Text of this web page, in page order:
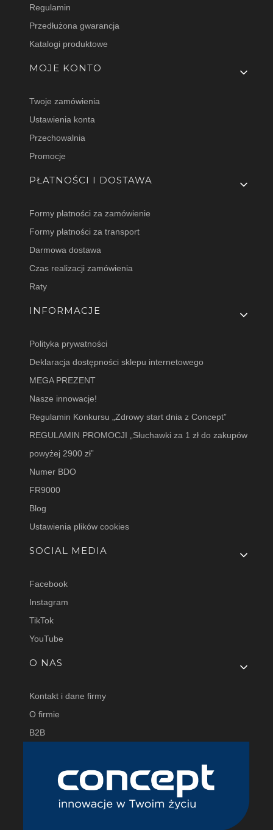
Regulamin
Przedłużona gwarancja
Katalogi produktowe
MOJE KONTO
Twoje zamówienia
Ustawienia konta
Przechowalnia
Promocje
PŁATNOŚCI I DOSTAWA
Formy płatności za zamówienie
Formy płatności za transport
Darmowa dostawa
Czas realizacji zamówienia
Raty
INFORMACJE
Polityka prywatności
Deklaracja dostępności sklepu internetowego
MEGA PREZENT
Nasze innowacje!
Regulamin Konkursu „Zdrowy start dnia z Concept”
REGULAMIN PROMOCJI „Słuchawki za 1 zł do zakupów
powyżej 2900 zł”
Numer BDO
FR9000
Blog
Ustawienia plików cookies
SOCIAL MEDIA
Facebook
Instagram
TikTok
YouTube
O NAS
Kontakt i dane firmy
O firmie
B2B